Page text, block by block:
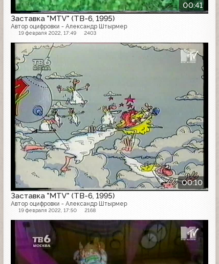
00:41
Заставка "MTV" (ТВ-6, 1995)
Автор оцифровки - Александр Штырмер
19 февраля 2022, 17:49 2403
00:10
Заставка "MTV" (ТВ-6, 1995)
Автор оцифровки - Александр Штырмер
19 февраля 2022, 17:50 2168
Заставка
Заставка